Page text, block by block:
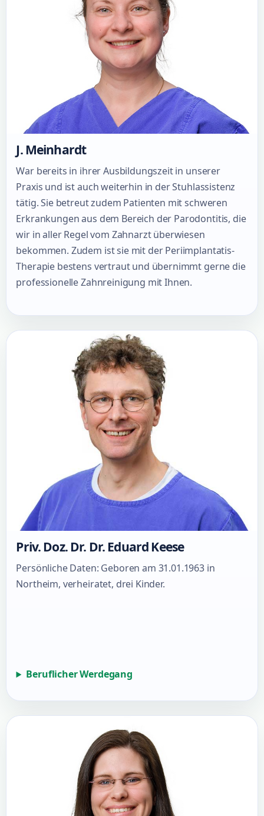
J. Meinhardt
War bereits in ihrer Ausbildungszeit in unserer
Praxis und ist auch weiterhin in der Stuhlassistenz
tätig. Sie betreut zudem Patienten mit schweren
Erkrankungen aus dem Bereich der Parodontitis, die
wir in aller Regel vom Zahnarzt überwiesen
bekommen. Zudem ist sie mit der Periimplantatis-
Therapie bestens vertraut und übernimmt gerne die
professionelle Zahnreinigung mit Ihnen.
Priv. Doz. Dr. Dr. Eduard Keese
Persönliche Daten: Geboren am 31.01.1963 in
Northeim, verheiratet, drei Kinder.
Beruflicher Werdegang